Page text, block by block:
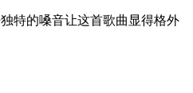
特的嗓音让这首歌曲显得格外